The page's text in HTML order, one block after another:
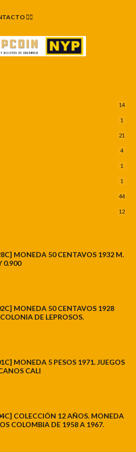
👇🏼
14
1
21
4
1
1
44
12
MONEDA 50 CENTAVOS 1932 M.
0.900
MONEDA 50 CENTAVOS 1928
DE LEPROSOS.
MONEDA 5 PESOS 1971. JUEGOS
CALI
COLECCIÓN 12 AÑOS. MONEDA
COLOMBIA DE 1958 A 1967.